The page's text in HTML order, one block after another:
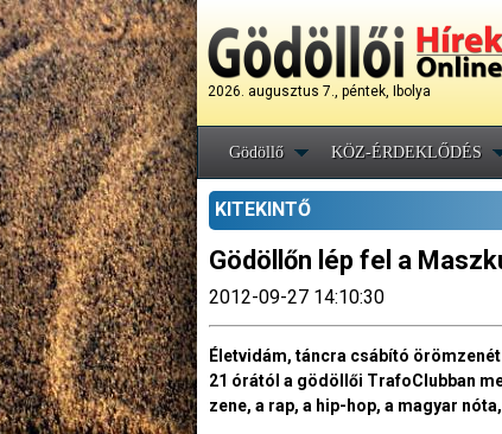
2026. augusztus 7., péntek, Ibolya
Gödöllő KÖZ-ÉRDEKLŐDÉS
KITEKINTŐ
Gödöllőn lép fel a
2012-09-27 14:10:30
Életvidám, táncra csábító
21 órától a gödöllői TrafoClubban
zene, a rap, a hip-hop, a magyar